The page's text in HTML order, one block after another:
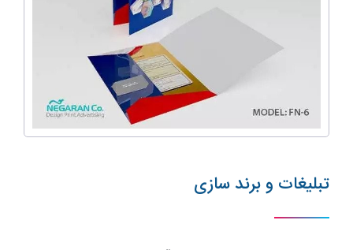
تبلیغات و برند سازی